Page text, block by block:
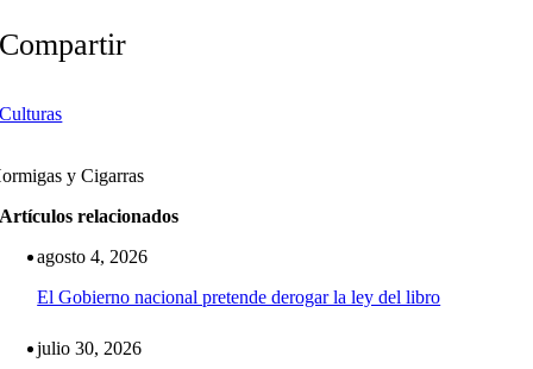
Compartir
Culturas
y Cigarras
Artículos relacionados
agosto 4, 2026
El Gobierno nacional pretende derogar la ley del libro
julio 30, 2026